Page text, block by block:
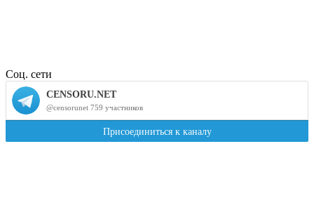
Соц. сети